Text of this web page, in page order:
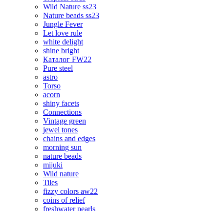
Wild Nature ss23
Nature beads ss23
Jungle Fever
Let love rule
white delight
shine bright
Каталог FW22
Pure steel
astro
Torso
acorn
shiny facets
Connections
Vintage green
jewel tones
chains and edges
morning sun
nature beads
mijuki
Wild nature
Tiles
fizzy colors aw22
coins of relief
freshwater pearls